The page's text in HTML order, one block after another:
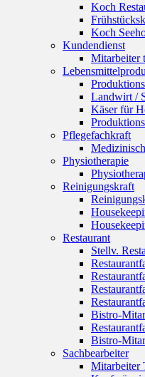
Koch
Koch
Kundendienst
Mitarbeiter
Landwirt /
Käser für
Pflegefachkraft
Physiotherapie
Reinigungskraft
Restaurant
Stellv.
Bistro-
Bistro-
Sachbearbeiter
Mitarbeiter